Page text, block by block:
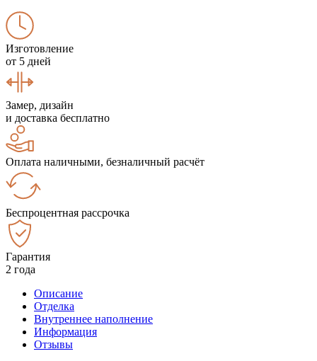
Изготовление
от 5 дней
Замер, дизайн
и доставка бесплатно
Оплата наличными, безналичный расчёт
Беспроцентная рассрочка
Гарантия
2 года
Описание
Отделка
Внутреннее наполнение
Информация
Отзывы